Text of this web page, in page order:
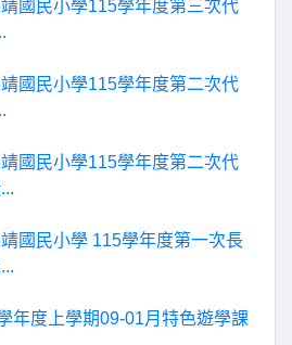
國民小學115學年度第三次代
國民小學115學年度第二次代
國民小學115學年度第二次代
國民小學 115學年度第一次長
年度上學期09-01月特色遊學課